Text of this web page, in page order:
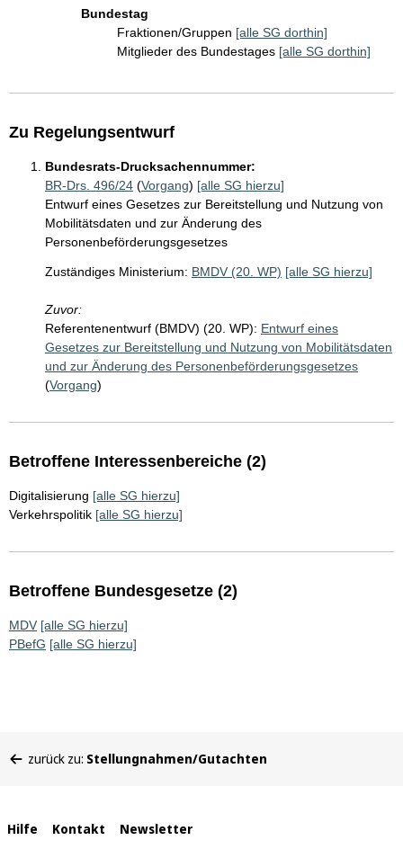
Bundestag
Fraktionen/Gruppen [alle SG dorthin]
Mitglieder des Bundestages [alle SG dorthin]
Zu Regelungsentwurf
Bundesrats-Drucksachennummer:
BR-Drs. 496/24 (Vorgang) [alle SG hierzu]
Entwurf eines Gesetzes zur Bereitstellung und Nutzung von
Mobilitätsdaten und zur Änderung des
Personenbeförderungsgesetzes
Zuständiges Ministerium: BMDV (20. WP) [alle SG hierzu]
Zuvor:
Referentenentwurf (BMDV) (20. WP): Entwurf eines
Gesetzes zur Bereitstellung und Nutzung von Mobilitätsdaten
und zur Änderung des Personenbeförderungsgesetzes
(Vorgang)
Betroffene Interessenbereiche (2)
Digitalisierung [alle SG hierzu]
Verkehrspolitik [alle SG hierzu]
Betroffene Bundesgesetze (2)
MDV [alle SG hierzu]
PBefG [alle SG hierzu]
befinden
zurück zu: Stellungnahmen/Gutachten
Interne
Hilfe Kontakt Newsletter